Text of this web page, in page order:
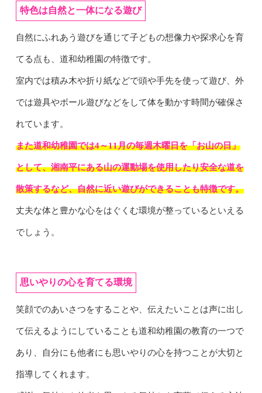
特色は自然と一体になる遊び
自然にふれあう遊びを通じて子どもの想像力や探求心を育
てる点も、道和幼稚園の特徴です。
室内では積み木や折り紙などで頭や手先を使って遊び、外
では遊具やボール遊びなどをして体を動かす時間が確保さ
れています。
また道和幼稚園では4～11月の毎週木曜日を「お山の日」
として、湘南平にある山の運動場を使用したり安全な道を
散策するなど、自然に近い遊びができることも特徴です。
丈夫な体と豊かな心をはぐくむ環境が整っているといえる
でしょう。
思いやりの心を育てる環境
笑顔でのあいさつをすることや、伝えたいことは声に出し
て伝えるようにしていることも道和幼稚園の教育の一つで
あり、自分にも他者にも思いやりの心を持つことが大切と
指導してくれます。